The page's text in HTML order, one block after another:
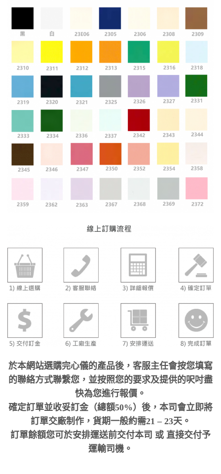
於本網站選購完心儀的產品後，客服主任會按您填寫
的聯絡方式聯繫您，並按照您的要求及提供的呎吋盡
快為您進行報價。
確定訂單並收妥訂金（總額50%）後，本司會立即將
訂單交廠制作，貨期一般約需21 – 23天。
訂單餘額您可於安排運送前交付本司 或 直接交付予
運輸司機。